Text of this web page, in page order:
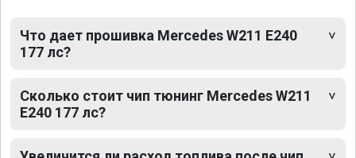
Что дает прошивка Mercedes W211 E240
177 лс?
Сколько стоит чип тюнинг Mercedes W211
E240 177 лс?